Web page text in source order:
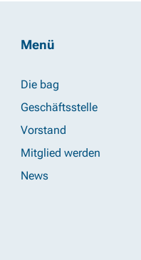
Menü
Die bag
Geschäftsstelle
Vorstand
Mitglied werden
News